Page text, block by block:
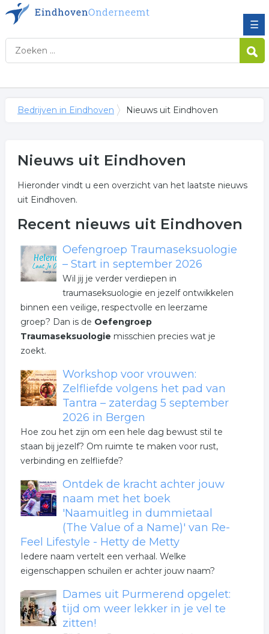
☰
Bedrijven in Eindhoven Nieuws uit Eindhoven
Nieuws uit Eindhoven
Hieronder vindt u een overzicht van het laatste nieuws
uit Eindhoven.
Recent nieuws uit Eindhoven
Oefengroep Traumaseksuologie
– Start in september 2026
Wil jij je verder verdiepen in
traumaseksuologie en jezelf ontwikkelen
binnen een veilige, respectvolle en leerzame
groep? Dan is de Oefengroep
Traumaseksuologie misschien precies wat je
zoekt.
Workshop voor vrouwen:
Zelfliefde volgens het pad van
Tantra – zaterdag 5 september
2026 in Bergen
Hoe zou het zijn om een hele dag bewust stil te
staan bij jezelf? Om ruimte te maken voor rust,
verbinding en zelfliefde?
Ontdek de kracht achter jouw
naam met het boek
'Naamuitleg in dummietaal
(The Value of a Name)' van Re-
Feel Lifestyle - Hetty de Metty
Iedere naam vertelt een verhaal. Welke
eigenschappen schuilen er achter jouw naam?
Dames uit Purmerend opgelet:
tijd om weer lekker in je vel te
zitten!